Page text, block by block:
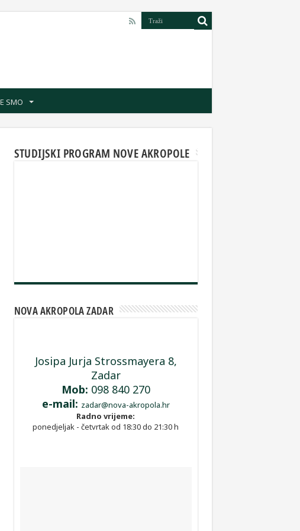
SMO
STUDIJSKI PROGRAM NOVE AKROPOLE
NOVA AKROPOLA ZADAR
Josipa Jurja Strossmayera 8,
Zadar
Mob: 098 840 270
e-mail: zadar@nova-akropola.hr
Radno vrijeme:
ponedjeljak - četvrtak od 18:30 do 21:30 h